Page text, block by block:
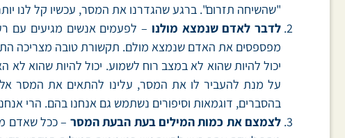
"שהשיחה תזרום". ברגע שהגדרנו את המסר, עכשיו קל לנו
לדבר לאדם שנמצא מולנו – לפעמים אנשים מגיעים עם
מפספסים את האדם שנמצא מולם. תקשורת טובה מצריכה
יכול להיות שהוא לא במצב רוח לשמוע. יכול להיות שהוא
על מנת להעביר לו את המסר, עלינו להתאים את המסר
בהסברים, דוגמאות וסיפורים נשתמש גם אנחנו בהם. הרי
לצמצם את כמות המילים בעת הבעת המסר – ככל שאדם